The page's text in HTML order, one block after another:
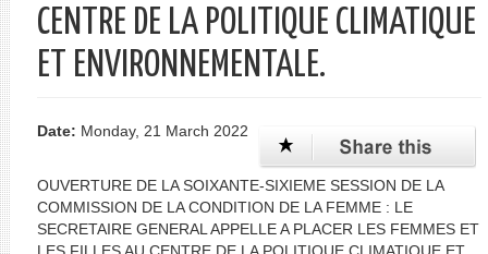
CENTRE DE LA POLITIQUE CLIMATIQUE
ET ENVIRONNEMENTALE.
Date: Monday, 21 March 2022
OUVERTURE DE LA SOIXANTE-SIXIEME SESSION DE LA
COMMISSION DE LA CONDITION DE LA FEMME : LE
SECRETAIRE GENERAL APPELLE A PLACER LES FEMMES ET